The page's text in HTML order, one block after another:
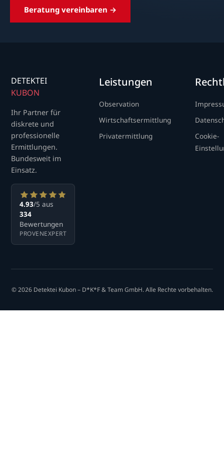
Beratung vereinbaren →
DETEKTEI
KUBON
Ihr Partner für
diskrete und
professionelle
Ermittlungen.
Bundesweit im
Einsatz.
4.93/5 aus
334
Bewertungen
PROVENEXPERT
Leistungen
Observation
Wirtschaftsermittlung
Privatermittlung
Cookie-
© 2026 Detektei Kubon – D*K*F & Team GmbH. Alle Rechte vorbehalten.